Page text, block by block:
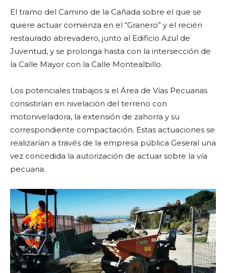
El tramo del Camino de la Cañada sobre el que se
quiere actuar comienza en el “Granero” y el recién
restaurado abrevadero, junto al Edificio Azul de
Juventud, y se prolonga hasta con la intersección de
la Calle Mayor con la Calle Montealbillo.
Los potenciales trabajos si el Área de Vías Pecuarias
consistirían en nivelación del terreno con
motoniveladora, la extensión de zahorra y su
correspondiente compactación. Estas actuaciones se
realizarían a través de la empresa pública Geseral una
vez concedida la autorización de actuar sobre la vía
pecuaria.